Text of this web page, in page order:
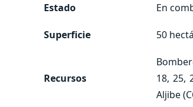
Estado En
Superficie 50
Recursos
18, 25,
Aljibe